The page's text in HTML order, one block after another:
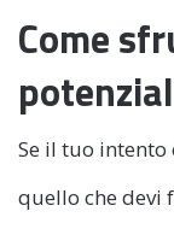
Come
Se il tuo
quello che devi